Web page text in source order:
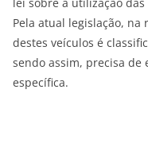
Pela atual legislação,
destes veículos é
sendo assim, precisa
específica.